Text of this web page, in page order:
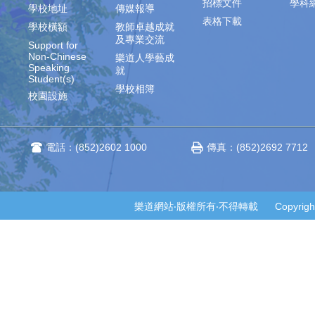
學校地址
學校橫額
Support for
Non-Chinese
Speaking
Student(s)
校園設施
傳媒報導
教師卓越成就
及專業交流
樂道人學藝成
就
學校相簿
招標文件
表格下載
學科
電話：(852)2602 1000 傳真：(852)2692 7712
樂道網站‧版權所有‧不得轉載